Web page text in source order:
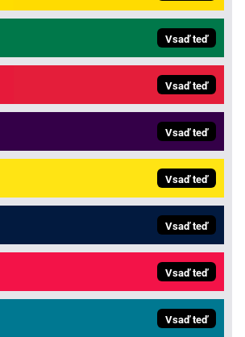
Vsaď teď
Vsaď teď
Vsaď teď
Vsaď teď
Vsaď teď
Vsaď teď
Vsaď teď